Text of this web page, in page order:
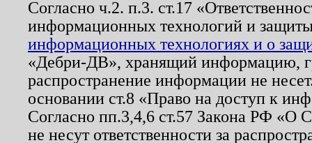
Согласно ч.2. п.3. ст.17
информационных технологий и
информационных технологиях и о
«Дебри-ДВ», хранящий информацию,
распространение информации не
основании ст.8 «Право на доступ к
Согласно пп.3,4,6 ст.57 Закона РФ «О
не несут ответственности за